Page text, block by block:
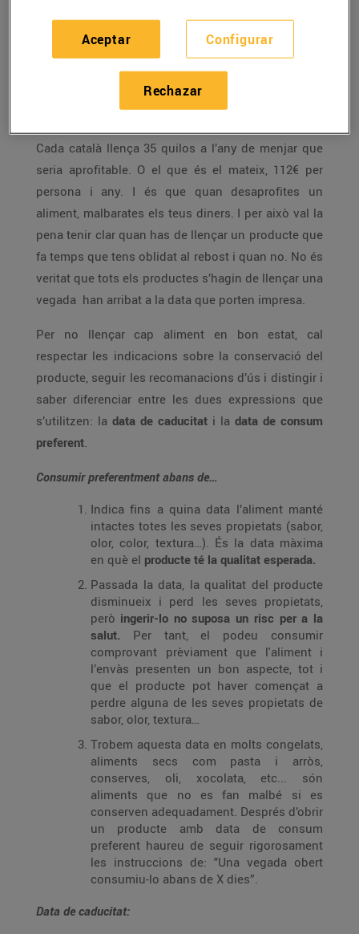
Les 3 diferències entre
la data de caducitat i la
de consum preferent
Cada català llença 35 quilos a l’any de menjar que
seria aprofitable. O el que és el mateix, 112€ per
persona i any. I és que quan desaprofites un
aliment, malbarates els teus diners. I per això val la
pena tenir clar quan has de llençar un producte que
fa temps que tens oblidat al rebost i quan no. No és
veritat que tots els productes s’hagin de llençar una
vegada han arribat a la data que porten impresa.
Per no llençar cap aliment en bon estat, cal
respectar les indicacions sobre la conservació del
producte, seguir les recomanacions d’ús i distingir i
saber diferenciar entre les dues expressions que
s’utilitzen: la data de caducitat i la data de consum
preferent.
Consumir preferentment abans de…
Indica fins a quina data l’aliment manté
intactes totes les seves propietats (sabor,
olor, color, textura…). És la data màxima
en què el producte té la qualitat esperada.
Passada la data, la qualitat del producte
disminueix i perd les seves propietats,
però ingerir-lo no suposa un risc per a la
salut. Per tant, el podeu consumir
comprovant prèviament que l'aliment i
l’envàs presenten un bon aspecte, tot i
que el producte pot haver començat a
perdre alguna de les seves propietats de
sabor, olor, textura…
Trobem aquesta data en molts congelats,
aliments secs com pasta i arròs,
conserves, oli, xocolata, etc... són
aliments que no es fan malbé si es
conserven adequadament. Després d’obrir
un producte amb data de consum
preferent haureu de seguir rigorosament
les instruccions de: "Una vegada obert
consumiu-lo abans de X dies”.
Data de caducitat:
Configurar
Rechazar
Aceptar